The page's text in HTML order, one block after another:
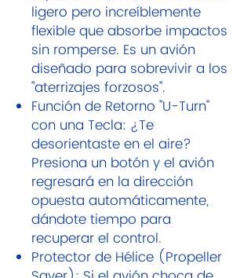
ligero pero increíblemente
flexible que absorbe impactos
sin romperse. Es un avión
diseñado para sobrevivir a los
"aterrizajes forzosos".
Función de Retorno "U-Turn"
con una Tecla: ¿Te
desorientaste en el aire?
Presiona un botón y el avión
regresará en la dirección
opuesta automáticamente,
dándote tiempo para
recuperar el control.
Protector de Hélice (Propeller